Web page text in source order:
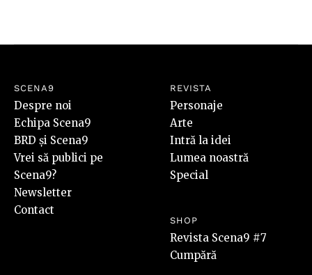
SCENA9
Despre noi
Echipa Scena9
BRD și Scena9
Vrei să publici pe
Scena9?
Newsletter
Contact
REVISTA
Personaje
Arte
Intră la idei
Lumea noastră
Special
SHOP
Revista Scena9 #7
Cumpără